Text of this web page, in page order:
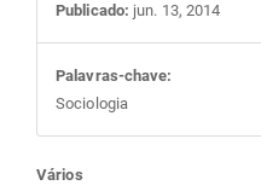
Publicado: jun. 13, 2014
Palavras-chave:
Sociologia
Vários